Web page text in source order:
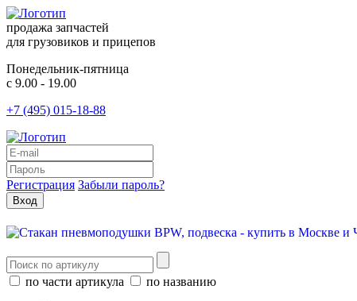
продажа запчастей
для грузовиков и прицепов
Понедельник-пятница
с 9.00 - 19.00
+7 (495) 015-18-88
Регистрация Забыли пароль?
по части артикула
по названию